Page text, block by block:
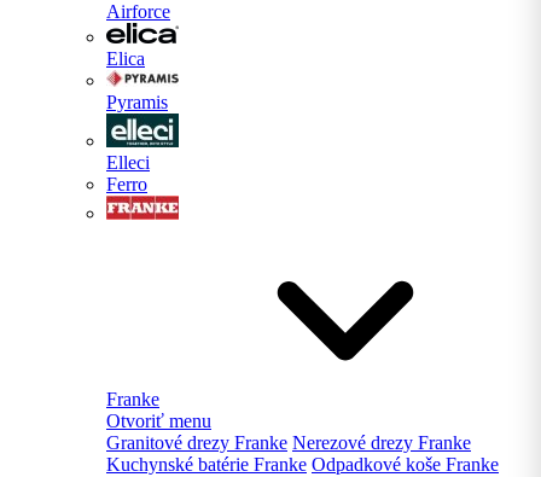
Airforce
Elica
Pyramis
Elleci
Ferro
Franke
Otvoriť menu
Granitové drezy Franke Nerezové drezy Franke
Kuchynské batérie Franke Odpadkové koše Franke